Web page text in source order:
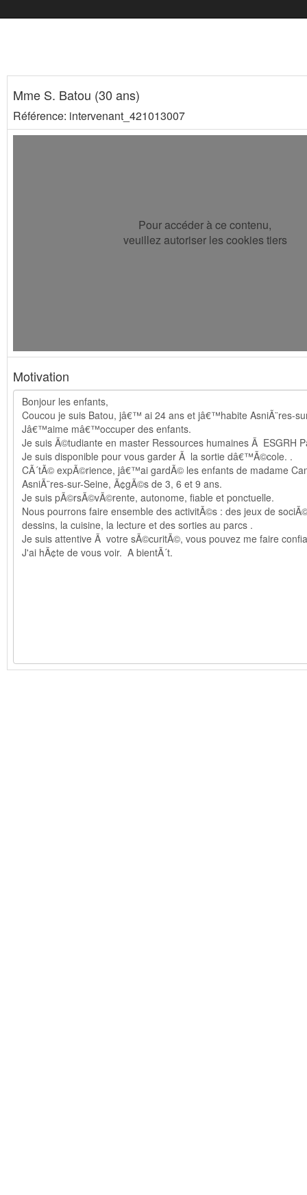
Mme S. Batou (30 ans)
Référence: intervenant_421013007
Pour accéder à ce contenu,
veuillez autoriser les cookies tiers
Motivation